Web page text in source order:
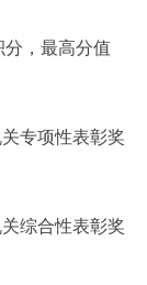
，最高分值
专项性表彰奖
综合性表彰奖